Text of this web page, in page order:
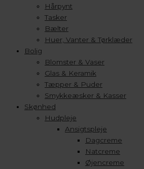
Hårpynt
Tasker
Bælter
Huer, Vanter & Tørklæder
Bolig
Blomster & Vaser
Glas & Keramik
Tæpper & Puder
Smykkeæsker & Kasser
Skønhed
Hudpleje
Ansigtspleje
Dagcreme
Natcreme
Øjencreme